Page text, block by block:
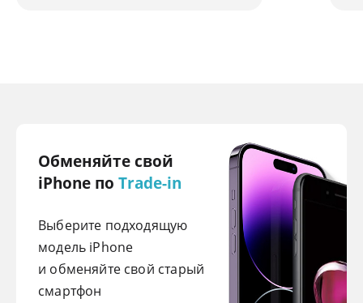
Обменяйте свой
iPhone по Trade-in
Выберите подходящую
модель iPhone
и обменяйте свой старый
смартфон